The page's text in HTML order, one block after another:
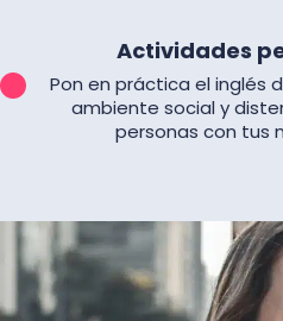
Actividades
Pon en práctica el inglés
ambiente social y
personas con tus